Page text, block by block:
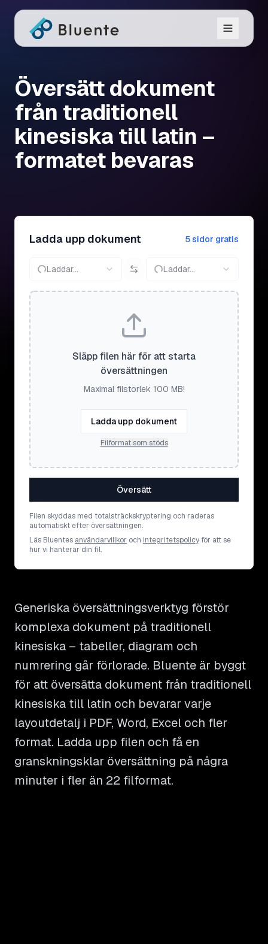
Översätt dokument
från traditionell
kinesiska till latin –
formatet bevaras
Ladda upp dokument 5 sidor gratis
Laddar... Laddar...
Släpp filen här för att starta
översättningen
Maximal filstorlek 100 MB!
Ladda upp dokument
Filformat som stöds
Översätt
Filen skyddas med totalsträckskryptering och raderas
automatiskt efter översättningen.
Läs Bluentes användarvillkor och integritetspolicy för att se
hur vi hanterar din fil.
Generiska översättningsverktyg förstör
komplexa dokument på traditionell
kinesiska – tabeller, diagram och
numrering går förlorade. Bluente är byggt
för att översätta dokument från traditionell
kinesiska till latin och bevarar varje
layoutdetalj i PDF, Word, Excel och fler
format. Ladda upp filen och få en
granskningsklar översättning på några
minuter i fler än 22 filformat.